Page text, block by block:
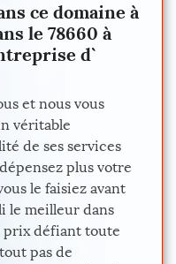
ce domaine à
le 78660 à
d`
et nous vous
véritable
de ses services
plus votre
le faisiez avant
le meilleur dans
prix défiant toute
pas de